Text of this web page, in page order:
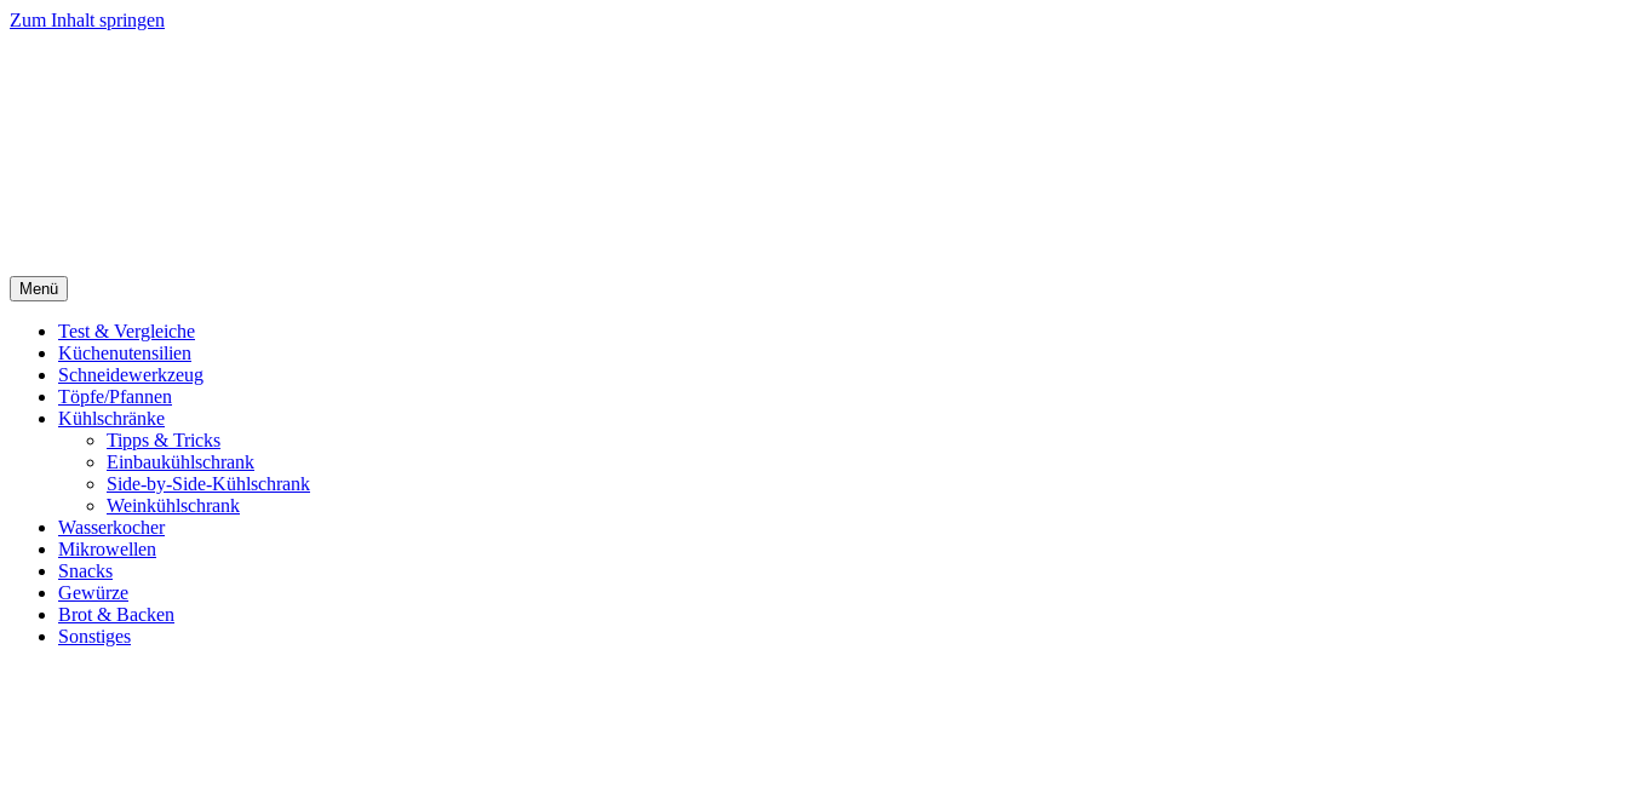
Zum Inhalt springen
Menü
Test & Vergleiche
Küchenutensilien
Schneidewerkzeug
Töpfe/Pfannen
Kühlschränke
Tipps & Tricks
Einbaukühlschrank
Side-by-Side-Kühlschrank
Weinkühlschrank
Wasserkocher
Mikrowellen
Snacks
Gewürze
Brot & Backen
Sonstiges